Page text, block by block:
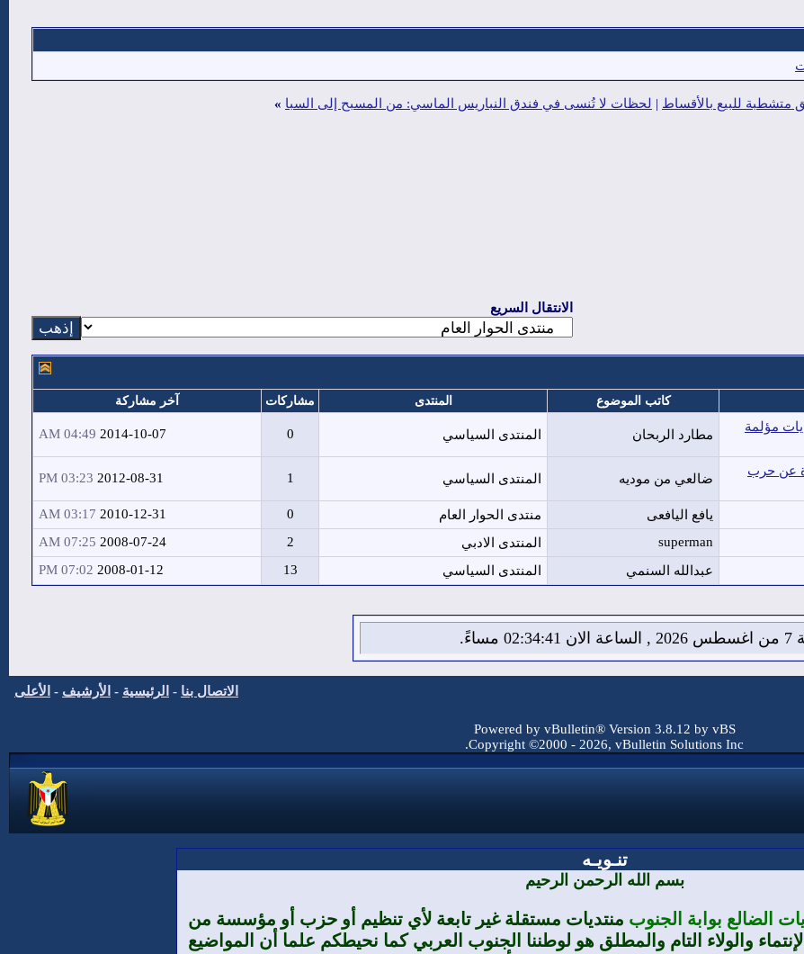
للبيع بالأقساط | لحظات لا تُنسى في فندق النباريس الماسي: من المسبح إلى السبا »
الانتقال السريع
كاتب الموضوع المنتدى مشاركات آخر مشاركة
مؤلمة
مطارد الربحان المنتدى السياسي 0
2014-10-07
04:49 AM
عن حرب
ضالعي من موديه المنتدى السياسي 1
2012-08-31
03:23 PM
يافع اليافعى منتدى الحوار العام 0
2010-12-31
03:17 AM
superman المنتدى الادبي 2
2008-07-24
07:25 AM
عبدالله السنمي المنتدى السياسي 13
2008-01-12
07:02 PM
الاتصال بنا - الرئيسية - الأرشيف - الأعلى
Powered by vBulletin® Version 3.8.12 by vBS
Copyright ©2000 - 2026, vBulletin Solutions Inc.
تنـويـه
بسم الله الرحمن الرحيم
الضالع بوابة الجنوب منتديات مستقلة غير تابعة لأي تنظيم أو حزب أو مؤسسة من
والولاء التام والمطلق هو لوطننا الجنوب العربي كما نحيطكم علما أن المواضيع